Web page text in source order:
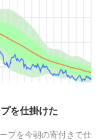
を仕掛けた
プを今朝の寄付きで仕